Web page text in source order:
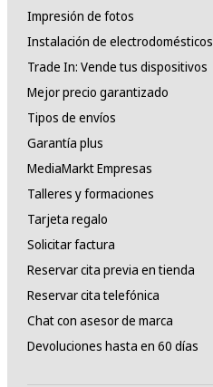
Impresión de fotos
Instalación de electrodomésticos
Trade In: Vende tus dispositivos
Mejor precio garantizado
Tipos de envíos
Garantía plus
MediaMarkt Empresas
Talleres y formaciones
Tarjeta regalo
Solicitar factura
Reservar cita previa en tienda
Reservar cita telefónica
Chat con asesor de marca
Devoluciones hasta en 60 días